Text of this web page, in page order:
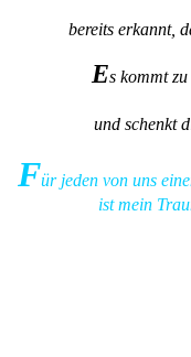
bereits erkannt,
Es kommt
und schenkt
Für jeden von uns
ist mein